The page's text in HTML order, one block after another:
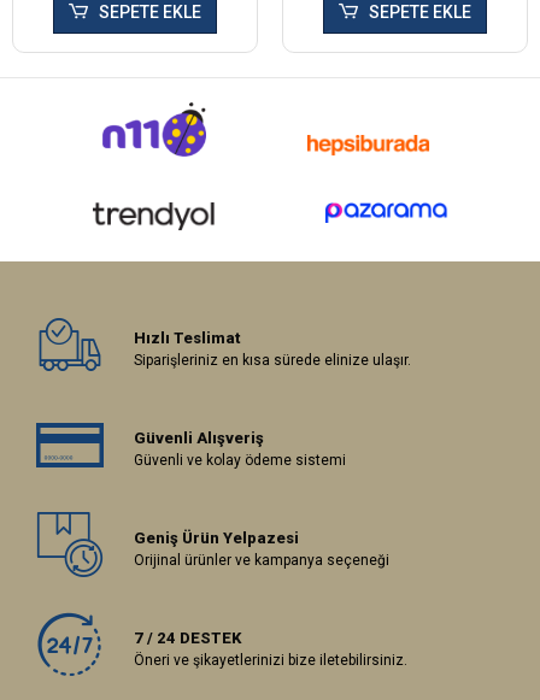
SEPETE EKLE SEPETE EKLE
Hızlı Teslimat
Siparişleriniz en kısa sürede elinize ulaşır.
Güvenli Alışveriş
Güvenli ve kolay ödeme sistemi
Geniş Ürün Yelpazesi
Orijinal ürünler ve kampanya seçeneği
7 / 24 DESTEK
Öneri ve şikayetlerinizi bize iletebilirsiniz.